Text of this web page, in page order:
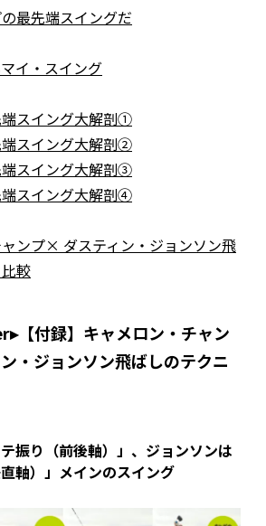
最先端スイングだ
イ・スイング
スイング大解剖①
スイング大解剖②
スイング大解剖③
スイング大解剖④
ンプ× ダスティン・ジョンソン飛
較
【付録】キャメロン・チャン
・ジョンソン飛ばしのテクニ
振り（前後軸）」、ジョンソンは
直軸）」メインのスイング